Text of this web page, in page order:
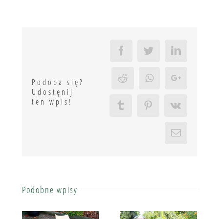
Podoba się?
Udostęnij
ten wpis!
FacebookTwitterLinkedIn
RedditWhatsappGoogle+
Tumblr PinterestVk
Email
Podobne wpisy